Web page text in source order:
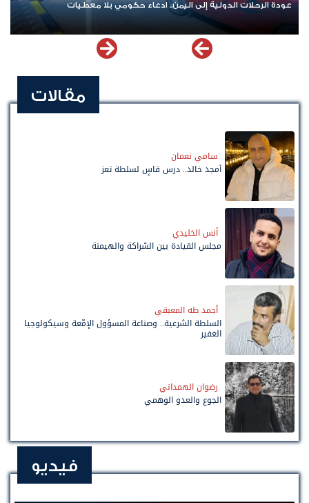
عودة الرحلات الدولية إلى اليمن.. ادعاء حكومي بلا معطيات
مقالات
سامي نعمان
أمجد خالد.. درس قاسٍ لسلطة تعز
أنس الخليدي
مجلس القيادة بين الشراكة والهيمنة
أحمد طه المعبقي
السلطة الشرعية.. وصناعة المسؤول الإمّعة وسيكولوجيا
الغفير
رضوان الهمداني
الجوع والعدو الوهمي
فيديو